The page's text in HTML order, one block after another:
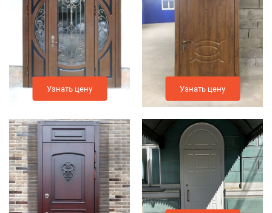
Узнать цену Узнать цену